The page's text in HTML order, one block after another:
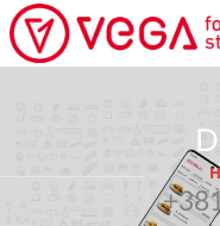
KORISNIČKI SERVIS